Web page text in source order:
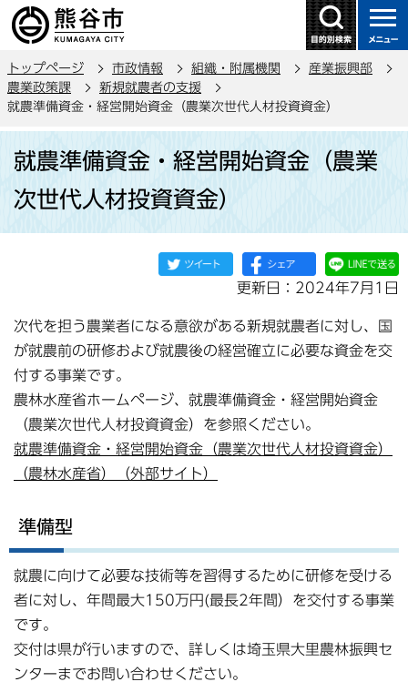
の
ー
ジ
トップページ 市政情報 組織・附属機関
産業振興部
農業政策課
新規就農者の支援
就農準備資金・経営開始資金（農業次世代人材投資資金）
か
就農準備資金・経営開始資金（農業
次世代人材投資資金）
更新日：2024年7月1日
次代を担う農業者になる意欲がある新規就農者に対し、国
が就農前の研修および就農後の経営確立に必要な資金を交
付する事業です。
農林水産省ホームページ、就農準備資金・経営開始資金
（農業次世代人材投資資金）を参照ください。
就農準備資金・経営開始資金（農業次世代人材投資資金）
（農林水産省）（外部サイト）
準備型
就農に向けて必要な技術等を習得するために研修を受ける
者に対し、年間最大150万円(最長2年間）を交付する事業
です。
交付は県が行いますので、詳しくは埼玉県大里農林振興セ
ンターまでお問い合わせください。